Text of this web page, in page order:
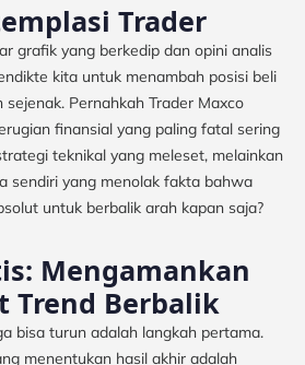
Trader
grafik yang berkedip dan opini analis
kita untuk menambah posisi beli
Pernahkah Trader Maxco
finansial yang paling fatal sering
teknikal yang meleset, melainkan
sendiri yang menolak fakta bahwa
untuk berbalik arah kapan saja?
Mengamankan
Trend Berbalik
bisa turun adalah langkah pertama.
menentukan hasil akhir adalah